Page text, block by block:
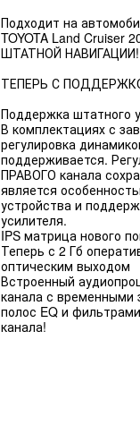
Подходит на
TOYOTA Land Cruiser
ШТАТНОЙ НАВИГАЦИИ!
ТЕПЕРЬ С
Поддержка штатного
В комплектациях с
регулировка
поддерживается.
ПРАВОГО канала
является
устройства и
усилителя.
IPS матрица нового
Теперь с 2 Гб
оптическим выходом
Встроенный
канала с временными
полос EQ и
канала!